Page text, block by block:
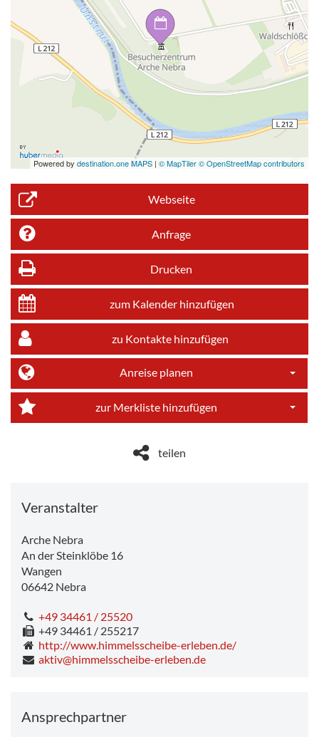
Powered by destination.one MAPS | © MapTiler © OpenStreetMap contributors
Webseite
Anfrage
Drucken
zum Kalender hinzufügen
zu Kontakte hinzufügen
Anreise planen
zur Merkliste hinzufügen
teilen
Veranstalter
Arche Nebra
An der Steinklöbe 16
Wangen
06642 Nebra
+49 34461 / 25520
+49 34461 / 255217
http://www.himmelsscheibe-erleben.de/
aktiv@himmelsscheibe-erleben.de
Ansprechpartner